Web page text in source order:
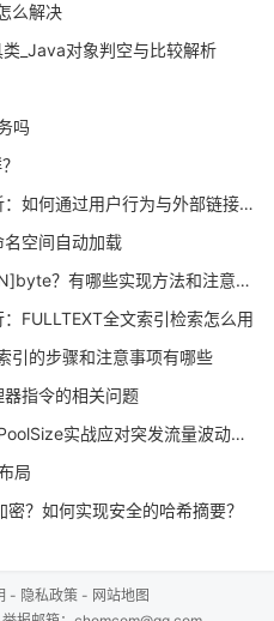
么解决
_Java对象判空与比较解析
吗
过用户行为与外部链接影响网站权重
空间自动加载
？有哪些实现方法和注意事项？
FULLTEXT全文索引检索怎么用
引的步骤和注意事项有哪些
指令的相关问题
战应对突发流量波动下的并发变量压力
局
？如何实现安全的哈希摘要？
- 隐私政策 - 网站地图